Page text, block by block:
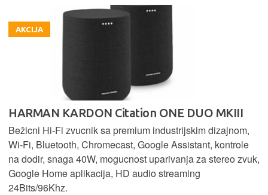
AKCIJA
HARMAN KARDON Citation ONE DUO MKIII
Bežicni Hi-Fi zvucnik sa premium industrijskim dizajnom,
Wi-Fi, Bluetooth, Chromecast, Google Assistant, kontrole
na dodir, snaga 40W, mogucnost uparivanja za stereo zvuk,
Google Home aplikacija, HD audio streaming
24Bits/96Khz.